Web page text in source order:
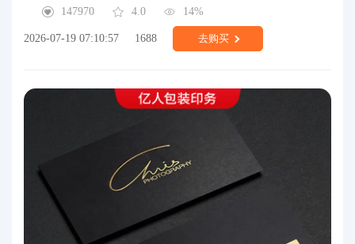
147970
4.0 14%
2026-07-19 07:10:57 1688 去购买